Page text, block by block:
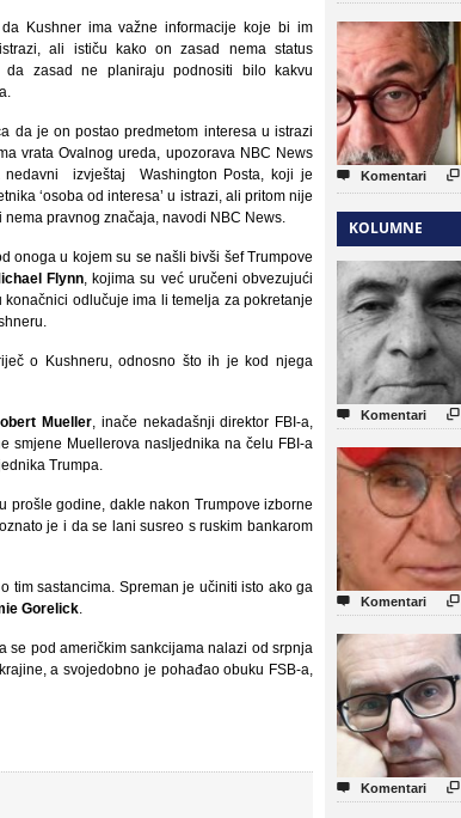
da Kushner ima važne informacije koje bi im
ali ističu kako on zasad nema status
da zasad ne planiraju podnositi bilo kakvu
da je on postao predmetom interesa u istrazi
vrata Ovalnog ureda, upozorava NBC News
nedavni izvještaj Washington Posta, koji je
‘osoba od interesa’ u istrazi, ali pritom nije
nema pravnog značaja, navodi NBC News.
onoga u kojem su se našli bivši šef Trumpove
Flynn, kojima su već uručeni obvezujući
odlučuje ima li temelja za pokretanje
o Kushneru, odnosno što ih je kod njega
Mueller, inače nekadašnji direktor FBI-a,
smjene Muellerova nasljednika na čelu FBI-a
Trumpa.
prošle godine, dakle nakon Trumpove izborne
je i da se lani susreo s ruskim bankarom
tim sastancima. Spreman je učiniti isto ako ga
Gorelick.
se pod američkim sankcijama nalazi od srpnja
a svojedobno je pohađao obuku FSB-a,
 Komentari 
KOLUMNE
 Komentari 
 Komentari 
 Komentari 